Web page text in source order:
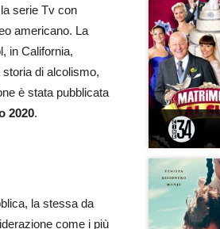
serie Tv con
americano. La
in California,
di alcolismo,
è stata pubblicata
2020.
la stessa da
come i più